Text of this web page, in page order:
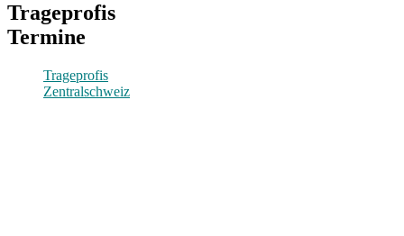
Trageprofis
Termine
Trageprofis
Zentralschweiz